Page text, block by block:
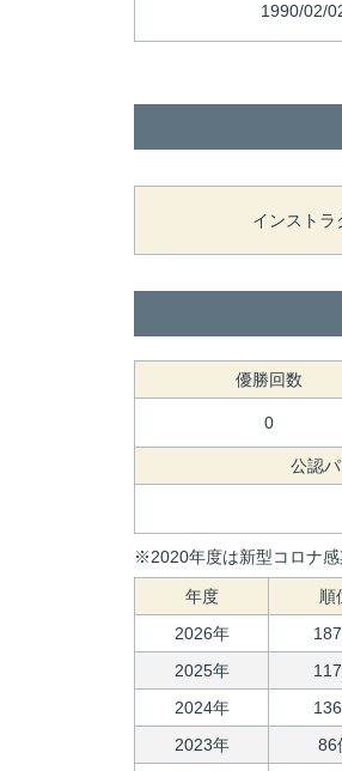
1990/02/
インストラ
優勝回数
0
公認
※2020年度は新型コロナ感
年度 順
2026年
2025年
2024年
2023年
86